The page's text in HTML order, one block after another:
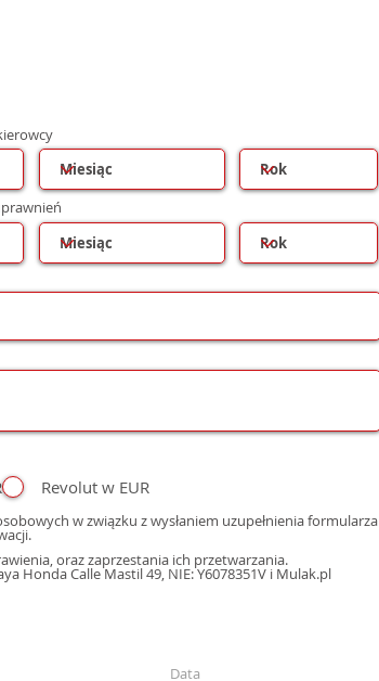
Revolut w EUR
w związku z wysłaniem uzupełnienia formularza
oraz zaprzestania ich przetwarzania.
Honda Calle Mastil 49, NIE: Y6078351V i Mulak.pl
Data